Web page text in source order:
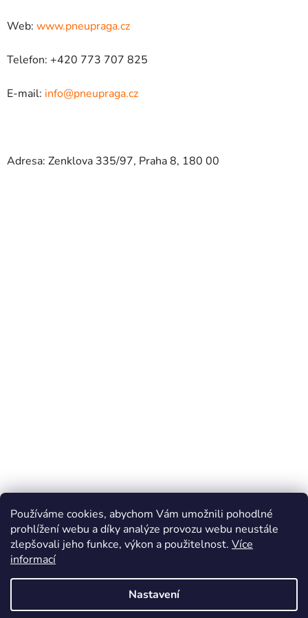
Používáme cookies, abychom Vám umožnili pohodlné
prohlížení webu a díky analýze provozu webu neustále
zlepšovali jeho funkce, výkon a použitelnost. Více
informací
Nastavení
Web: www.pneupraga.cz
Telefon: +420 773 707 825
E-mail: info@pneupraga.cz
Adresa: Zenklova 335/97, Praha 8, 180 00
Online marketing zajišťuje společnost X-VISION
Sitemap